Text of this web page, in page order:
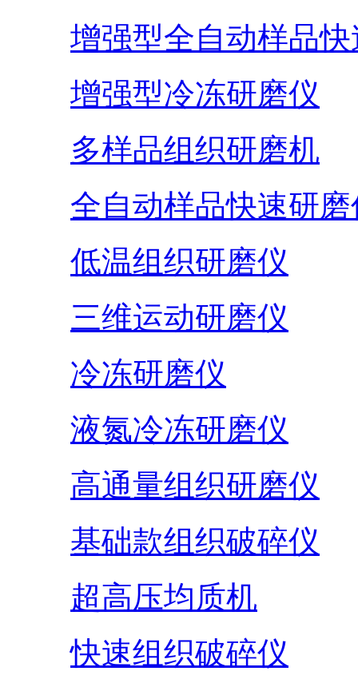
增强型全自动样品
增强型冷冻研磨仪
多样品组织研磨机
全自动样品快速研磨
低温组织研磨仪
三维运动研磨仪
冷冻研磨仪
液氮冷冻研磨仪
高通量组织研磨仪
基础款组织破碎仪
超高压均质机
快速组织破碎仪